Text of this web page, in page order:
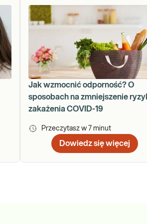
Jak wzmocnić odporność? O
sposobach na zmniejszenie
zakażenia COVID-19
Przeczytasz w 7 minut
Dowiedz się więcej